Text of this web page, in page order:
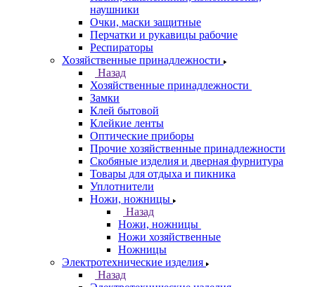
наушники
Очки, маски защитные
Перчатки и рукавицы рабочие
Респираторы
Хозяйственные принадлежности
Назад
Хозяйственные принадлежности
Замки
Клей бытовой
Клейкие ленты
Оптические приборы
Прочие хозяйственные принадлежности
Скобяные изделия и дверная фурнитура
Товары для отдыха и пикника
Уплотнители
Ножи, ножницы
Назад
Ножи, ножницы
Ножи хозяйственные
Ножницы
Электротехнические изделия
Назад